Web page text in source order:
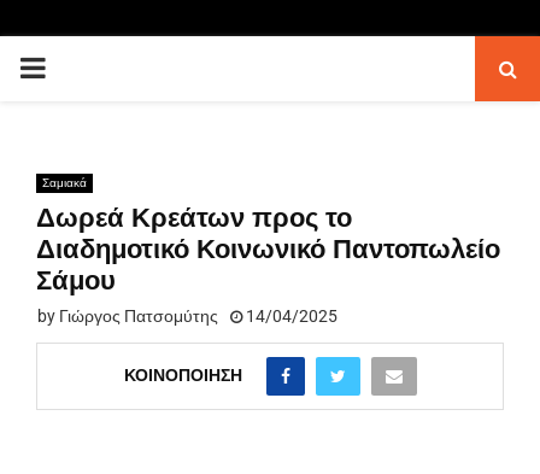
PRIMARY
Σαμιακά
Δωρεά Κρεάτων προς το
Διαδημοτικό Κοινωνικό Παντοπωλείο
Σάμου
by Γιώργος Πατσομύτης 14/04/2025
ΚΟΙΝΟΠΟΊΗΣΗ